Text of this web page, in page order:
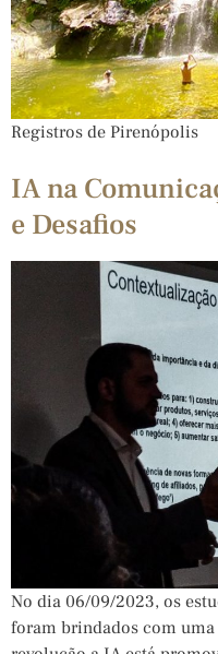
Registros de Pirenópolis
IA na
e Desafios
No dia 06/09/2023, os
foram brindados com